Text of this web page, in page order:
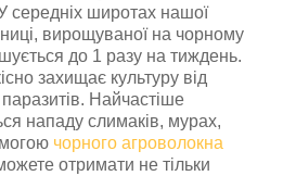
У середніх широтах нашої
вирощуваної на чорному
до 1 разу на тиждень.
захищає культуру від
Найчастіше
нападу слимаків, мурах,
чорного агроволокна
отримати не тільки